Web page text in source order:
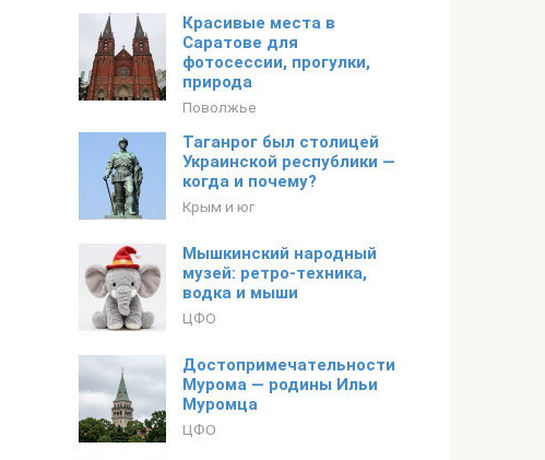
Красивые места в
Саратове для
фотосессии, прогулки,
природа
Поволжье
Таганрог был столицей
Украинской республики —
когда и почему?
Крым и юг
Мышкинский народный
музей: ретро-техника,
водка и мыши
ЦФО
Достопримечательности
Мурома — родины Ильи
Муромца
ЦФО